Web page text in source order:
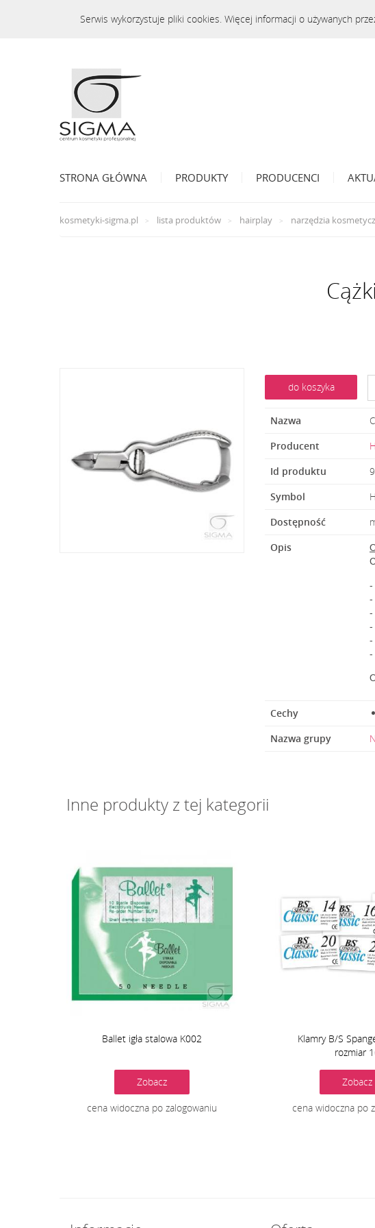
Serwis wykorzystuje pliki cookies. Więcej informacji o używanych
STRONA GŁÓWNA PRODUKTY PRODUCENCI
kosmetyki-sigma.pl lista produktów hairplay narzędzia
do koszyka
Nazwa
Producent
Id produktu
Symbol
Dostępność
Opis
-
-
-
-
-
-
Cechy
Nazwa grupy
Inne produkty z tej kategorii
Ballet igła stalowa K002
Zobacz
cena widoczna po zalogowaniu
Klamry B/S
rozmiar
Zobacz
cena widoczna po